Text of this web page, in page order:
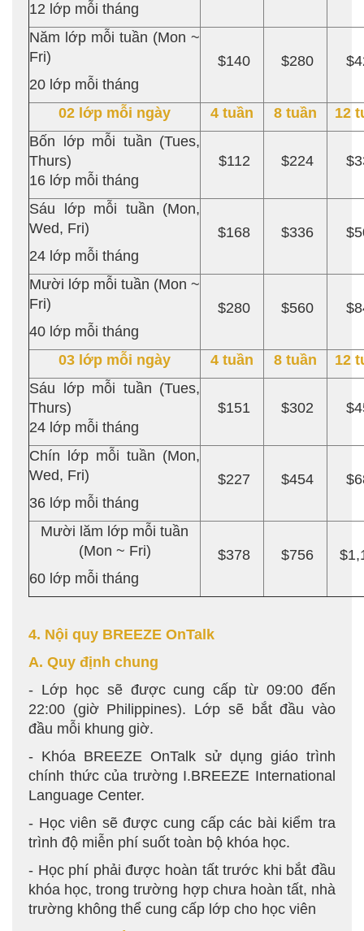
12 lớp mỗi tháng
Năm lớp mỗi tuần (Mon ~
Fri)
20 lớp mỗi tháng
$140 $280
02 lớp mỗi ngày 4 tuần 8 tuần
12
Bốn lớp mỗi tuần (Tues,
Thurs)
16 lớp mỗi tháng
$112 $224
Sáu lớp mỗi tuần (Mon,
Wed, Fri)
24 lớp mỗi tháng
$168 $336
Mười lớp mỗi tuần (Mon ~
Fri)
40 lớp mỗi tháng
$280 $560
03 lớp mỗi ngày 4 tuần 8 tuần
12
Sáu lớp mỗi tuần (Tues,
Thurs)
24 lớp mỗi tháng
$151 $302
Chín lớp mỗi tuần (Mon,
Wed, Fri)
36 lớp mỗi tháng
$227 $454
Mười lăm lớp mỗi tuần
(Mon ~ Fri)
60 lớp mỗi tháng
$378 $756
4. Nội quy BREEZE OnTalk
A. Quy định chung
- Lớp học sẽ được cung cấp từ 09:00 đến
22:00 (giờ Philippines). Lớp sẽ bắt đầu vào
đầu mỗi khung giờ.
- Khóa BREEZE OnTalk sử dụng giáo trình
chính thức của trường I.BREEZE International
Language Center.
- Học viên sẽ được cung cấp các bài kiểm tra
trình độ miễn phí suốt toàn bộ khóa học.
- Học phí phải được hoàn tất trước khi bắt đầu
khóa học, trong trường hợp chưa hoàn tất, nhà
trường không thể cung cấp lớp cho học viên